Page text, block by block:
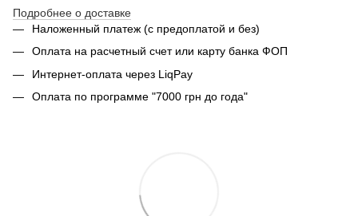
Подробнее о доставке
Наложенный платеж (с предоплатой и без)
Оплата на расчетный счет или карту банка ФОП
Интернет-оплата через LiqPay
Оплата по программе "7000 грн до года"